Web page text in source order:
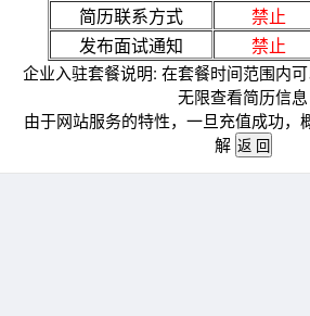
简历联系方式
禁止
发布面试通知
禁止
企业入驻套餐说明: 在套餐时间范围内
无限查看简历信息
由于网站服务的特性，一旦充值成功，
解